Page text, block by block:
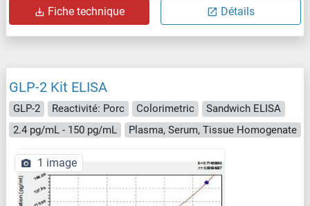
Fiche technique Détails
GLP-2 Kit ELISA
GLP-2 Reactivité: Porc Colorimetric
Sandwich ELISA
2.4 pg/mL - 150 pg/mL
Plasma, Serum, Tissue Homogenate
1 image